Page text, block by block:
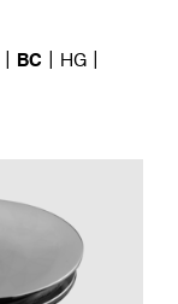
BC
HG